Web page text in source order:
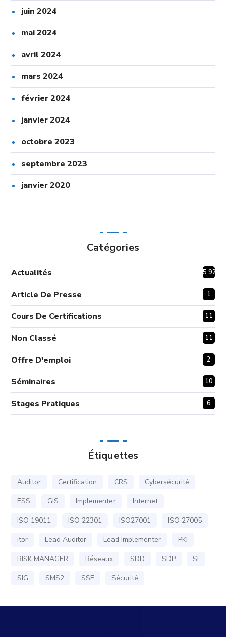
juin 2024
mai 2024
avril 2024
mars 2024
février 2024
janvier 2024
octobre 2023
septembre 2023
janvier 2020
Catégories
Actualités 5 920
Article De Presse 1
Cours De Certifications 11
Non Classé 11
Offre D'emploi 2
Séminaires 10
Stages Pratiques 6
Étiquettes
Auditor Certification CRS
Cybersécurité
ESS
GIS Implementer
Internet
ISO 19011
ISO 22301 ISO27001
ISO 27005
itor
Lead Auditor Lead Implementer
PKI
RISK MANAGER
Réseaux SDD SDP
SI
SIG
SMS2 SSE Sécurité